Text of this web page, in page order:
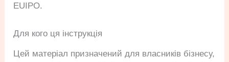
EUIPO.
Для кого ця інструкція
Цей матеріал призначений для власників бізнесу,